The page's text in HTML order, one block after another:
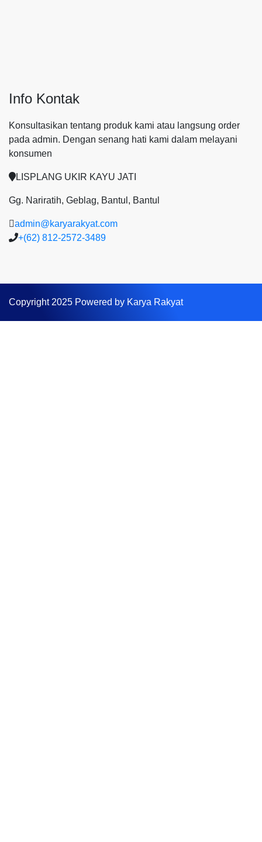
Info Kontak
Konsultasikan tentang produk kami atau langsung order
pada admin. Dengan senang hati kami dalam melayani
konsumen
LISPLANG UKIR KAYU JATI
Gg. Nariratih, Geblag, Bantul, Bantul
admin@karyarakyat.com
+(62) 812-2572-3489
Copyright 2025 Powered by Karya Rakyat